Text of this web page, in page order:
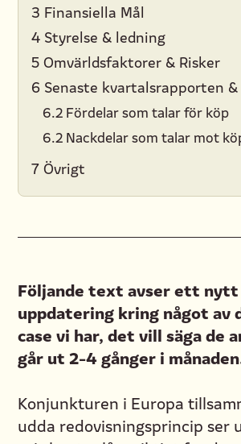
3 Finansiella Mål
4 Styrelse & ledning
5 Omvärldsfaktorer & Risker
6 Senaste kvartalsrapporten
6.2 Fördelar som talar för köp
6.2 Nackdelar som talar mot
7 Övrigt
Följande text avser ett nytt
uppdatering kring något av
case vi har, det vill säga de
går ut 2-4 gånger i
Konjunkturen i Europa
udda redovisningsprincip ser